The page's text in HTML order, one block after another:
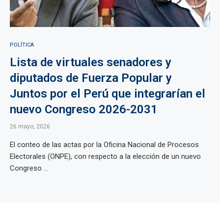
POLÍTICA
Lista de virtuales senadores y
diputados de Fuerza Popular y
Juntos por el Perú que integrarían el
nuevo Congreso 2026-2031
26 mayo, 2026
El conteo de las actas por la Oficina Nacional de Procesos
Electorales (ONPE), con respecto a la elección de un nuevo
Congreso ...